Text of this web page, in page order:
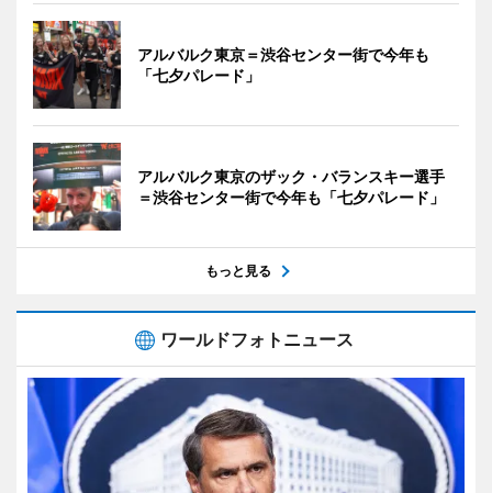
アルバルク東京＝渋谷センター街で今年も
「七夕パレード」
アルバルク東京のザック・バランスキー選手
＝渋谷センター街で今年も「七夕パレード」
もっと見る
ワールドフォトニュース